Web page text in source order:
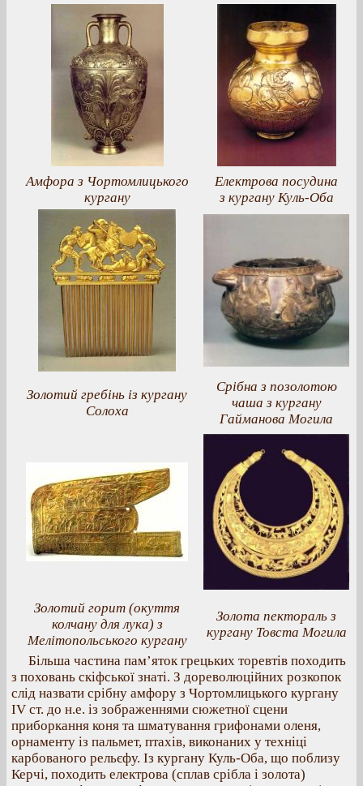
Амфора з Чортомлицького
кургану
Електрова посудина
з кургану Куль-Оба
Золотий гребінь із кургану
Солоха
Срібна з позолотою
чаша з кургану
Гайманова Могила
Золотий горит (окуття
колчану для лука) з
Мелітопольського кургану
Золота пектораль з
кургану Товста Могила
Більша частина пам’яток грецьких торевтів походить
з поховань скіфської знаті. З дореволюційних розкопок
слід назвати срібну амфору з Чортомлицького кургану
IV ст. до н.е. із зображеннями сюжетної сцени
приборкання коня та шматування грифонами оленя,
орнаменту із пальмет, птахів, виконаних у техніці
карбованого рельєфу. Із кургану Куль-Оба, що поблизу
Керчі, походить електрова (сплав срібла і золота)